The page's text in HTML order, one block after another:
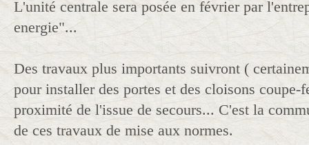
L'unité centrale sera posée en février par
energie"...
Des travaux plus importants suivront (
pour installer des portes et des cloisons coupe-
proximité de l'issue de secours... C'est la
de ces travaux de mise aux normes.